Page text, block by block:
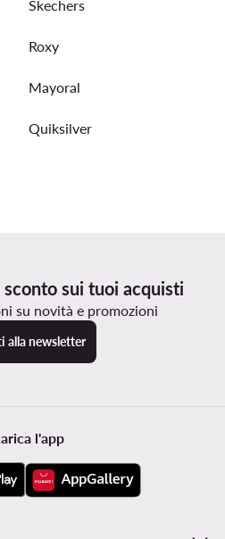
Skechers
Roxy
Mayoral
Quiksilver
sui tuoi acquisti
su novità e promozioni
alla newsletter
l'app